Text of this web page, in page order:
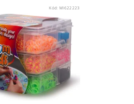
Kód:MI622223